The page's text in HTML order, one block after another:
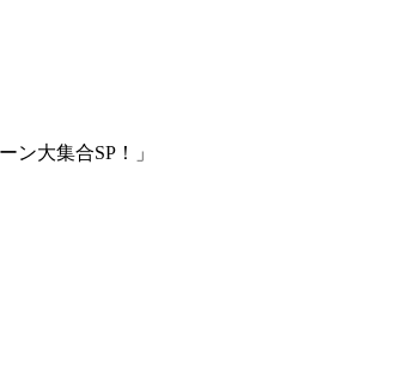
大集合SP！」